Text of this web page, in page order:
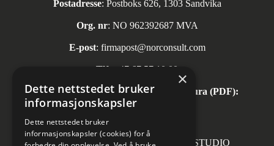
Postadresse: Postboks 626, 1303 Sandvika
Org. nr: NO 962392687 MVA
E-post: firmapost@norconsult.com
Tlf: +47 67 57 10 00
Automatisk mottak av inngående faktura (PDF):
invoice.no@norconsult.com
Forsidefoto: RASMUS HJORTSHOJ STUDIO
×
Dette nettstedet bruker
informasjonskapsler
Dette nettstedet bruker
informasjonskapsler (cookies) for å